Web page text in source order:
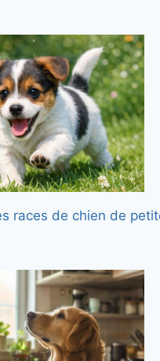
races de chien de